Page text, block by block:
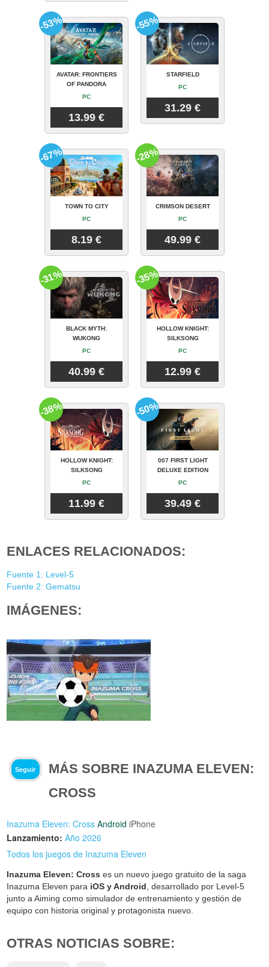
AVATAR: FRONTIERS
OF PANDORA
PC
13.99 €
-53%
STARFIELD
PC
31.29 €
-55%
TOWN TO CITY
PC
8.19 €
-67%
CRIMSON DESERT
PC
49.99 €
-28%
BLACK MYTH:
WUKONG
PC
40.99 €
-31%
HOLLOW KNIGHT:
SILKSONG
PC
12.99 €
-35%
HOLLOW KNIGHT:
SILKSONG
PC
11.99 €
-38%
007 FIRST LIGHT
DELUXE EDITION
PC
39.49 €
-50%
ENLACES RELACIONADOS:
Fuente 1: Level-5
Fuente 2: Gematsu
IMÁGENES:
Seguir
MÁS SOBRE INAZUMA ELEVEN:
CROSS
Inazuma Eleven: Cross Android iPhone
Lanzamiento: Año 2026
Todos los juegos de Inazuma Eleven
Inazuma Eleven: Cross es un nuevo juego gratuito de la saga
Inazuma Eleven para iOS y Android , desarrollado por Level‑5
junto a Aiming como simulador de entrenamiento y gestión de
equipo con historia original y protagonista nuevo.
OTRAS NOTICIAS SOBRE: